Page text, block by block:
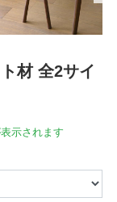
材 全2サイ
示されます